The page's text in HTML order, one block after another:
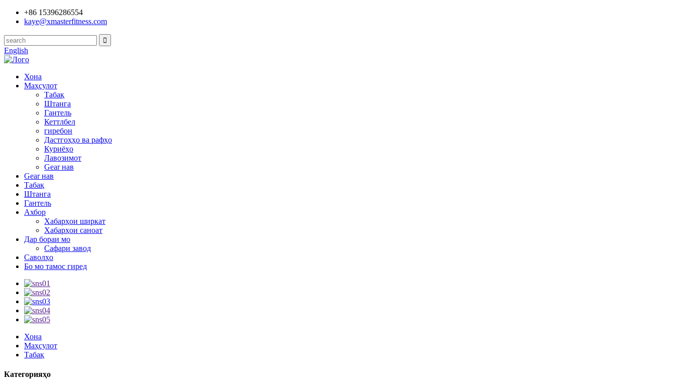
+86 15396286554
kaye@xmasterfitness.com
English
Хона
Маҳсулот
Табақ
Штанга
Гантель
Кеттлбел
гиребон
Дастгоҳҳо ва рафҳо
Куриёҳо
Лавозимот
Gear нав
Gear нав
Табақ
Штанга
Гантель
Ахбор
Хабарҳои ширкат
Хабарҳои саноат
Дар бораи мо
Сафари завод
Саволҳо
Бо мо тамос гиред
Хона
Маҳсулот
Табақ
Категорияҳо